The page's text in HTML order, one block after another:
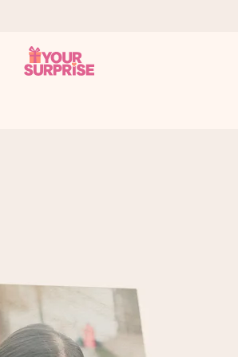
zum richtigen Zeitpunkt überreichen